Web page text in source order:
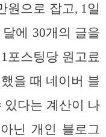
원으로 잡고, 1일
에 30개의 글을
포스팅당 원고료
을 때 네이버 블
있다는 계산이 나
닌 개인 블로그